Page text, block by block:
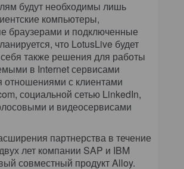
будут необходимы лишь
компьютеры,
браузерами и подключенные
что LotusLive будет
также решения для работы
в Internet сервисами
отношениями с клиентами
социальной сетью LinkedIn,
и видеосервисами
партнерства в течение
лет компании SAP и IBM
совместный продукт Alloy.